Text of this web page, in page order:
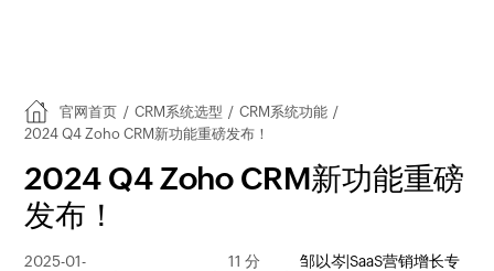
官网首页 / CRM系统选型 / CRM系统功能 /
2024 Q4 Zoho CRM新功能重磅发布！
2024 Q4 Zoho CRM新功能重磅
发布！
2025-01-
11 分
邹以岑|SaaS营销增长专